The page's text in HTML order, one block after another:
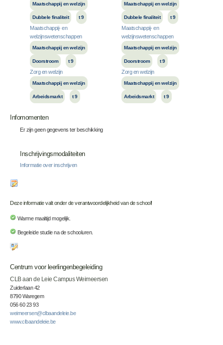
Maatschappij en welzijn
Dubbele finaliteit t 9
Maatschappij- en
welzijnswetenschappen
Maatschappij en welzijn
Doorstroom t 9
Zorg en welzijn
Maatschappij en welzijn
Arbeidsmarkt t 9
Maatschappij en welzijn
Dubbele finaliteit t 9
Maatschappij- en
welzijnswetenschappen
Maatschappij en welzijn
Doorstroom t 9
Zorg en welzijn
Maatschappij en welzijn
Arbeidsmarkt t 9
Infomomenten
Er zijn geen gegevens ter beschikking
Inschrijvingsmodaliteiten
Informatie over inschrijven
Deze informatie valt onder de verantwoordelijkheid van de school!
Warme maaltijd mogelijk.
Begeleide studie na de schooluren.
Centrum voor leerlingenbegeleiding
CLB aan de Leie Campus Weimeersen
Zuiderlaan 42
8790 Waregem
056 60 23 93
weimeersen@clbaandeleie.be
www.clbaandeleie.be